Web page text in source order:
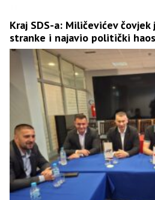
Kraj SDS-a: Miličevićev
stranke i najavio politički haos